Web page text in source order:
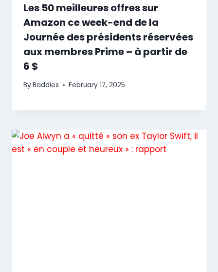
Les 50 meilleures offres sur
Amazon ce week-end de la
Journée des présidents réservées
aux membres Prime – à partir de
6 $
ByBaddies February 17, 2025